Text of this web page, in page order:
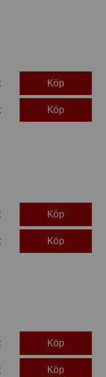
Köp
Köp
Köp
Köp
Köp
Köp